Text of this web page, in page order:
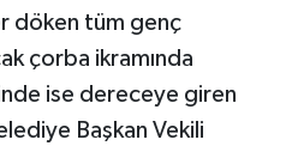
döken tüm genç
çorba ikramında
ise dereceye giren
Başkan Vekili